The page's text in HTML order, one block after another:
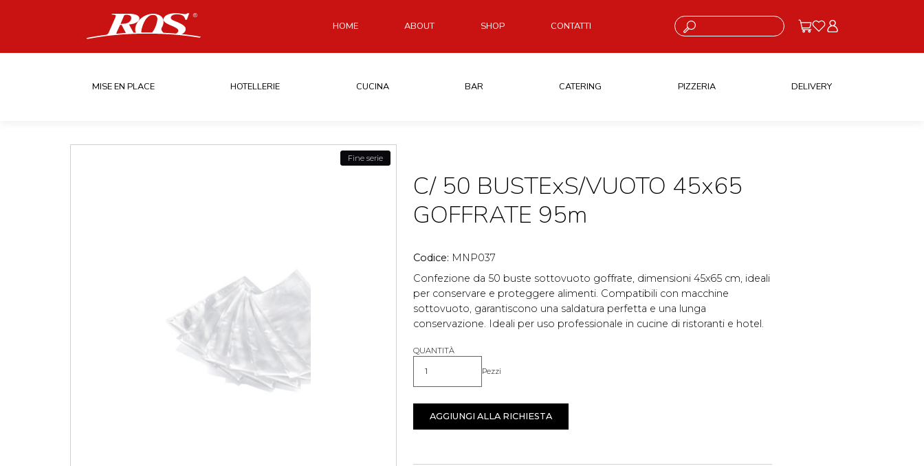
HOME ABOUT SHOP CONTATTI Cosa stai cercando?
MISE EN PLACE HOTELLERIE CUCINA BAR CATERING PIZZERIA DELIVERY
Fine serie
C/ 50 BUSTExS/VUOTO 45x65
GOFFRATE 95m
Codice: MNP037
Confezione da 50 buste sottovuoto goffrate, dimensioni 45x65 cm, ideali
per conservare e proteggere alimenti. Compatibili con macchine
sottovuoto, garantiscono una saldatura perfetta e una lunga
conservazione. Ideali per uso professionale in cucine di ristoranti e hotel.
QUANTITÀ
Quantità Pezzi
AGGIUNGI ALLA RICHIESTA